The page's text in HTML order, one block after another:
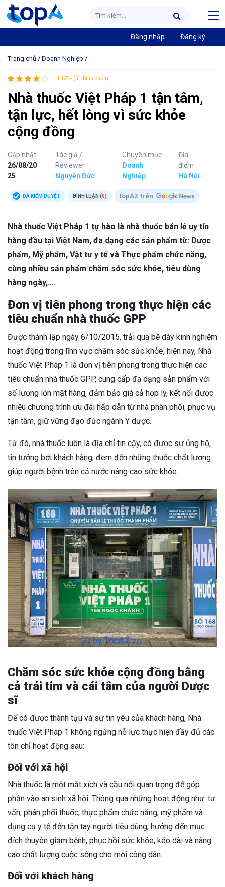
Đăng nhập Đăng ký
Trang chủ / Doanh Nghiệp /
4.1/5 - (31 bình chọn)
Nhà thuốc Việt Pháp 1 tận tâm,
tận lực, hết lòng vì sức khỏe
cộng đồng
Cập nhật
26/08/20
25
Tác giả /
Reviewer
Nguyễn Đức
Chuyên mục
Doanh
Nghiệp
Địa
điểm
Hà Nội
ĐÃ KIỂM DUYỆT BÌNH LUẬN (0) topAZ trên
Nhà thuốc Việt Pháp 1 tự hào là nhà thuốc bán lẻ uy tín
hàng đầu tại Việt Nam, đa dạng các sản phẩm từ: Dược
phẩm, Mỹ phẩm, Vật tư y tế và Thực phẩm chức năng,
cùng nhiều sản phẩm chăm sóc sức khỏe, tiêu dùng
hàng ngày,….
Đơn vị tiên phong trong thực hiện các
tiêu chuẩn nhà thuốc GPP
Được thành lập ngày 6/10/2015, trải qua bề dày kinh nghiệm
hoạt động trong lĩnh vực chăm sóc sức khỏe, hiện nay, Nhà
thuốc Việt Pháp 1 là đơn vị tiên phong trong thực hiện các
tiêu chuẩn nhà thuốc GPP, cung cấp đa dạng sản phẩm với
số lượng lớn mặt hàng, đảm bảo giá cả hợp lý, kết nối được
nhiều chương trình ưu đãi hấp dẫn từ nhà phân phối, phục vụ
tận tâm, giữ vững đạo đức ngành Y dược.
Từ đó, nhà thuốc luôn là địa chỉ tin cậy, có được sự ủng hộ,
tin tưởng bởi khách hàng, đem đến những thuốc chất lượng
giúp người bệnh trên cả nước nâng cao sức khỏe.
Chăm sóc sức khỏe cộng đồng bằng
cả trái tim và cái tâm của người Dược
sĩ
Để có được thành tựu và sự tin yêu của khách hàng, Nhà
thuốc Việt Pháp 1 không ngừng nỗ lực thực hiện đầy đủ các
tôn chỉ hoạt động sau:
Đối với xã hội
Nhà thuốc là một mắt xích và cầu nối quan trọng để góp
phần vào an sinh xã hội. Thông qua những hoạt động như: tư
vấn, phân phối thuốc, thực phẩm chức năng, mỹ phẩm và
dụng cụ y tế đến tận tay người tiêu dùng, hướng đến mục
đích thuyên giảm bệnh, phục hồi sức khỏe, kéo dài và nâng
cao chất lượng cuộc sống cho mỗi công dân.
Đối với khách hàng